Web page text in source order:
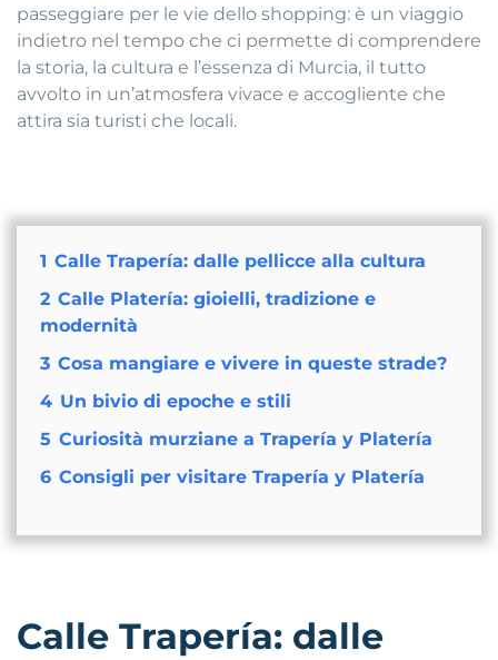
passeggiare per le vie dello shopping: è un viaggio
indietro nel tempo che ci permette di comprendere
la storia, la cultura e l’essenza di Murcia, il tutto
avvolto in un’atmosfera vivace e accogliente che
attira sia turisti che locali.
1 Calle Trapería: dalle pellicce alla cultura
2 Calle Platería: gioielli, tradizione e
modernità
3 Cosa mangiare e vivere in queste strade?
4 Un bivio di epoche e stili
5 Curiosità murziane a Trapería y Platería
6 Consigli per visitare Trapería y Platería
Calle Trapería: dalle